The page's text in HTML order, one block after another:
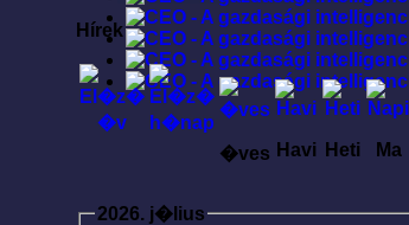
Hírek
�ves Havi Heti Ma
2026. j�lius